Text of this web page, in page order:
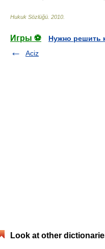
Hukuk Sözlüğü 2010
Игры ⚽
Нужно решить
Aciz
Look at other